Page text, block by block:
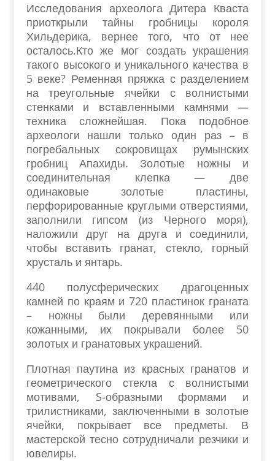
Исследования археолога Дитера Кваста
приоткрыли тайны гробницы короля
Хильдерика, вернее того, что от нее
осталось.Кто же мог создать украшения
такого высокого и уникального качества в
5 веке? Ременная пряжка с разделением
на треугольные ячейки с волнистыми
стенками и вставленными камнями —
техника сложнейшая. Пока подобное
археологи нашли только один раз – в
погребальных сокровищах румынских
гробниц Апахиды. Золотые ножны и
соединительная клепка — две
одинаковые золотые пластины,
перфорированные круглыми отверстиями,
заполнили гипсом (из Черного моря),
наложили друг на друга и соединили,
чтобы вставить гранат, стекло, горный
хрусталь и янтарь.
440 полусферических драгоценных
камней по краям и 720 пластинок граната
– ножны были деревянными или
кожанными, их покрывали более 50
золотых и гранатовых украшений.
Плотная паутина из красных гранатов и
геометрического стекла с волнистыми
мотивами, S-образными формами и
трилистниками, заключенными в золотые
ячейки, покрывает все предметы. В
мастерской тесно сотрудничали резчики и
ювелиры.